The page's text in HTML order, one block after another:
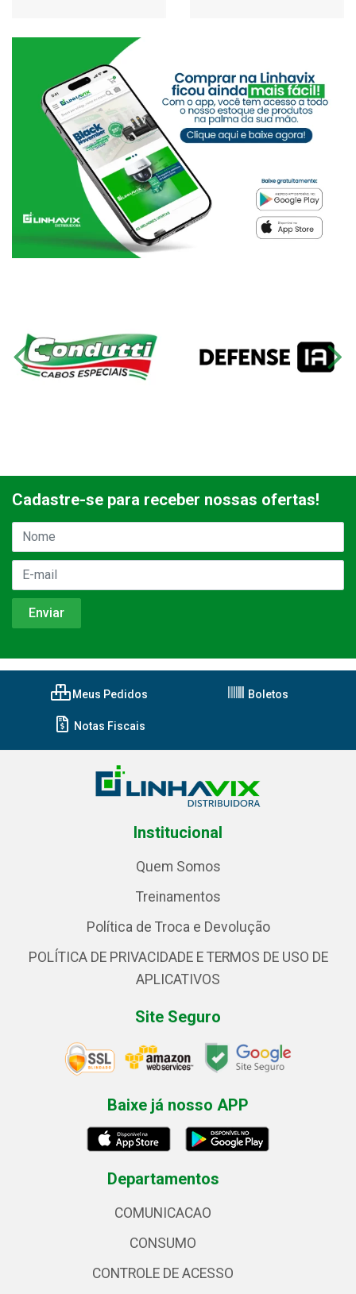
Cadastre-se para receber nossas ofertas!
Meus Pedidos Boletos
Notas Fiscais
Institucional
Quem Somos
Treinamentos
Política de Troca e Devolução
POLÍTICA DE PRIVACIDADE E TERMOS DE USO DE
APLICATIVOS
Site Seguro
Baixe já nosso APP
Departamentos
COMUNICACAO
CONSUMO
CONTROLE DE ACESSO